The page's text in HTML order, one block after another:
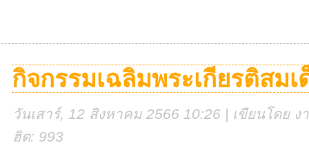
กิจกรรมเฉลิมพระเกียรติสม
วันเสาร์, 12 สิงหาคม 2566 10:26 | เขียนโดย
ฮิต: 993